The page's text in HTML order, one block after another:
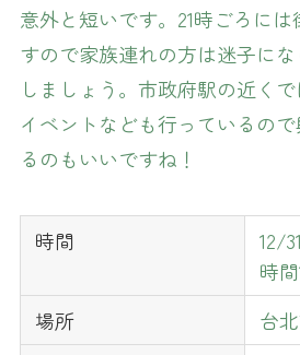
意外と短いです。21時ごろに
すので家族連れの方は迷子に
しましょう。市政府駅の近く
イベントなども行っているの
るのもいいですね！
時間
12/
時
場所
台